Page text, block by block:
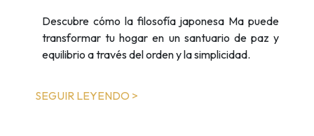
Descubre cómo la filosofía japonesa Ma puede
transformar tu hogar en un santuario de paz y
equilibrio a través del orden y la simplicidad.
SEGUIR LEYENDO >